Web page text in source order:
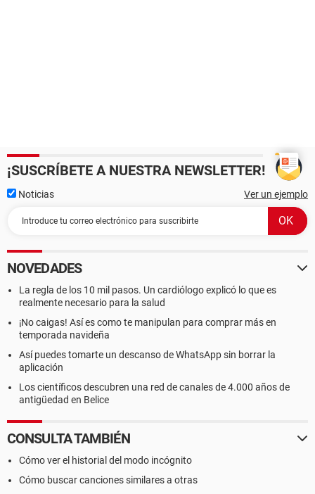
¡SUSCRÍBETE A NUESTRA NEWSLETTER!
Noticias Ver un ejemplo
NOVEDADES
La regla de los 10 mil pasos. Un cardiólogo explicó lo que es
realmente necesario para la salud
¡No caigas! Así es como te manipulan para comprar más en
temporada navideña
Así puedes tomarte un descanso de WhatsApp sin borrar la
aplicación
Los científicos descubren una red de canales de 4.000 años de
antigüedad en Belice
CONSULTA TAMBIÉN
Cómo ver el historial del modo incógnito
Cómo buscar canciones similares a otras